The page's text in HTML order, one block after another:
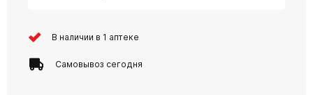
В наличии в 1 аптеке
Самовывоз сегодня